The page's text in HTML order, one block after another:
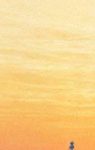
сбор
в V